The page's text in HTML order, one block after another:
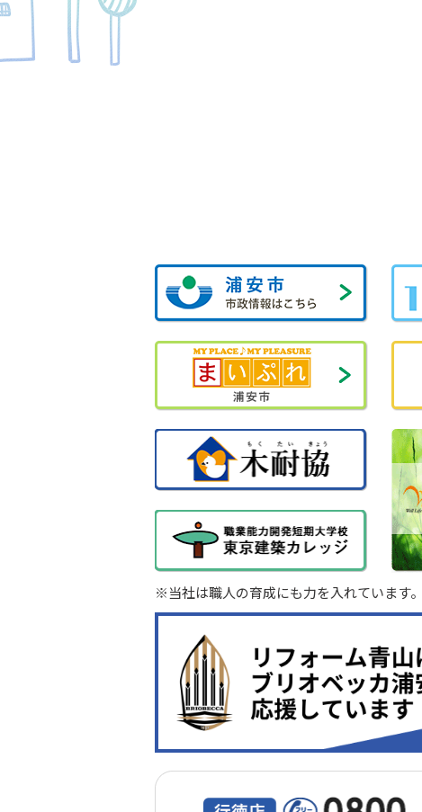
※当社は職人の育成にも力を入れています。